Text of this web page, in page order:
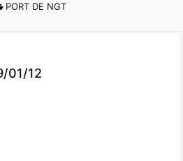
PORT DE NGT
01/12